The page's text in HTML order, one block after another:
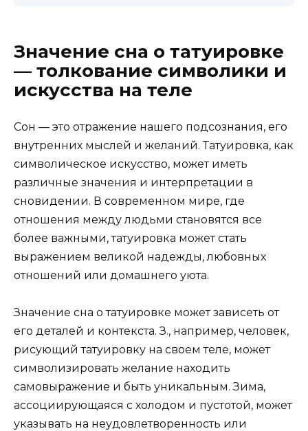
Значение сна о татуировке
— толкование символики и
искусства на теле
Сон — это отражение нашего подсознания, его
внутренних мыслей и желаний. Татуировка, как
символическое искусство, может иметь
различные значения и интерпретации в
сновидении. В современном мире, где
отношения между людьми становятся все
более важными, татуировка может стать
выражением великой надежды, любовных
отношений или домашнего уюта.
Значение сна о татуировке может зависеть от
его деталей и контекста. З., например, человек,
рисующий татуировку на своем теле, может
символизировать желание находить
самовыражение и быть уникальным. Зима,
ассоциирующаяся с холодом и пустотой, может
указывать на неудовлетворенность или